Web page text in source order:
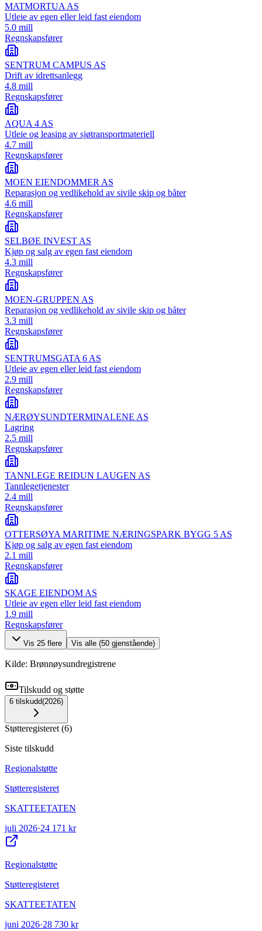
MATMORTUA AS
Utleie av egen eller leid fast eiendom
5.0 mill
Regnskapsfører
SENTRUM CAMPUS AS
Drift av idrettsanlegg
4.8 mill
Regnskapsfører
AQUA 4 AS
Utleie og leasing av sjøtransportmateriell
4.7 mill
Regnskapsfører
MOEN EIENDOMMER AS
Reparasjon og vedlikehold av sivile skip og båter
4.6 mill
Regnskapsfører
SELBØE INVEST AS
Kjøp og salg av egen fast eiendom
4.3 mill
Regnskapsfører
MOEN-GRUPPEN AS
Reparasjon og vedlikehold av sivile skip og båter
3.3 mill
Regnskapsfører
SENTRUMSGATA 6 AS
Utleie av egen eller leid fast eiendom
2.9 mill
Regnskapsfører
NÆRØYSUNDTERMINALENE AS
Lagring
2.5 mill
Regnskapsfører
TANNLEGE REIDUN LAUGEN AS
Tannlegetjenester
2.4 mill
Regnskapsfører
OTTERSØYA MARITIME NÆRINGSPARK BYGG 5 AS
Kjøp og salg av egen fast eiendom
2.1 mill
Regnskapsfører
SKAGE EIENDOM AS
Utleie av egen eller leid fast eiendom
1.9 mill
Regnskapsfører
Vis 25 flere Vis alle (50 gjenstående)
Kilde: Brønnøysundregistrene
Tilskudd og støtte
6 tilskudd(2026)
Støtteregisteret (6)
Siste tilskudd
Regionalstøtte
Støtteregisteret
SKATTEETATEN
juli 2026·24 171 kr
Regionalstøtte
Støtteregisteret
SKATTEETATEN
juni 2026·28 730 kr